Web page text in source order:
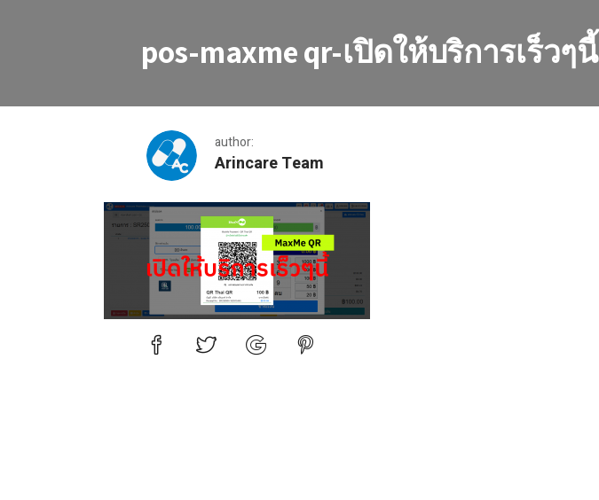
pos-maxme qr-เปิดให้บริการเร็วๆนี้
author:
Arincare Team
pos-maxme qr-เปิดให้บริการเร็วๆนี้